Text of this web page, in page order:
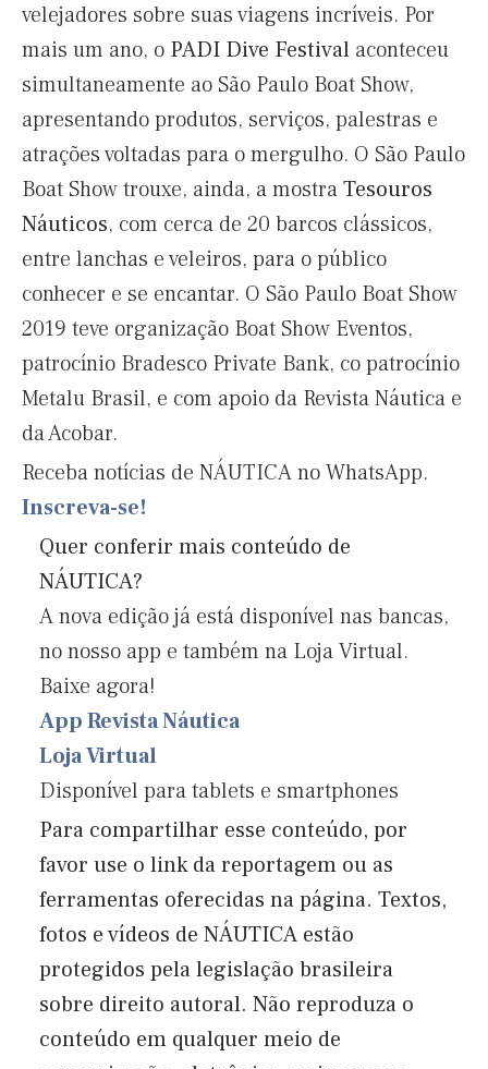
velejadores sobre suas viagens incríveis. Por
mais um ano, o PADI Dive Festival aconteceu
simultaneamente ao São Paulo Boat Show,
apresentando produtos, serviços, palestras e
atrações voltadas para o mergulho. O São Paulo
Boat Show trouxe, ainda, a mostraTesouros
Náuticos, com cerca de 20 barcos clássicos,
entre lanchas e veleiros, para o público
conhecer e se encantar. O São Paulo Boat Show
2019 teve organização Boat Show Eventos,
patrocínio Bradesco Private Bank, co patrocínio
Metalu Brasil, e com apoio da Revista Náutica e
da Acobar.
Receba notícias de NÁUTICA no WhatsApp.
Inscreva-se!
Quer conferir mais conteúdo de
NÁUTICA?
A nova edição já está disponível nas bancas,
no nosso app e também na Loja Virtual.
Baixe agora!
App Revista Náutica
Loja Virtual
Disponível para tablets e smartphones
Para compartilhar esse conteúdo, por
favor use o link da reportagem ou as
ferramentas oferecidas na página. Textos,
fotos e vídeos de NÁUTICA estão
protegidos pela legislação brasileira
sobre direito autoral. Não reproduza o
conteúdo em qualquer meio de